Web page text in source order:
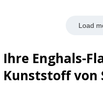
Load
Ihre Enghals-
Kunststoff von